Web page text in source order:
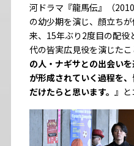
河ドラマ『龍馬伝』（
の幼少期を演じ、顔立ち
来、15年ぶり2度目の配役
代の皆実広見役を演じた
の人・ナギサとの出会い
が形成されていく過程を
だけたらと思います。 』と